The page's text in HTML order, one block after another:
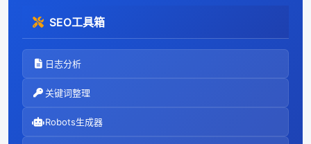
SEO工具箱
日志分析
关键词整理
Robots生成器